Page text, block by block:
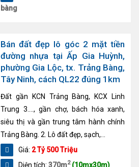
bàng
Bán đất đẹp lô góc 2 mặt tiền
đường nhựa tại Ấp Gia Huỳnh,
phường Gia Lộc, tx. Trảng Bàng,
Tây Ninh, cách QL22 đúng 1km
Đất gần KCN Trảng Bàng, KCX Linh
Trung 3…., gần chợ, bách hóa xanh,
siêu thị và gần trung tâm hành chính
Trảng Bàng. 2. Lô đất đẹp, sạch,...
Giá: 2 Tỷ 500 Triệu
Diện tích: 370m2 (10mx30m)